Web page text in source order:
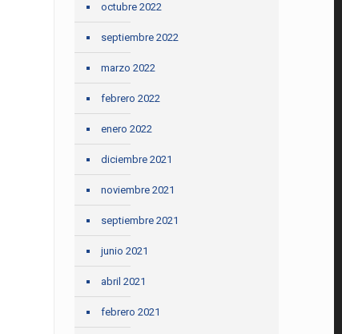
octubre 2022
septiembre 2022
marzo 2022
febrero 2022
enero 2022
diciembre 2021
noviembre 2021
septiembre 2021
junio 2021
abril 2021
febrero 2021